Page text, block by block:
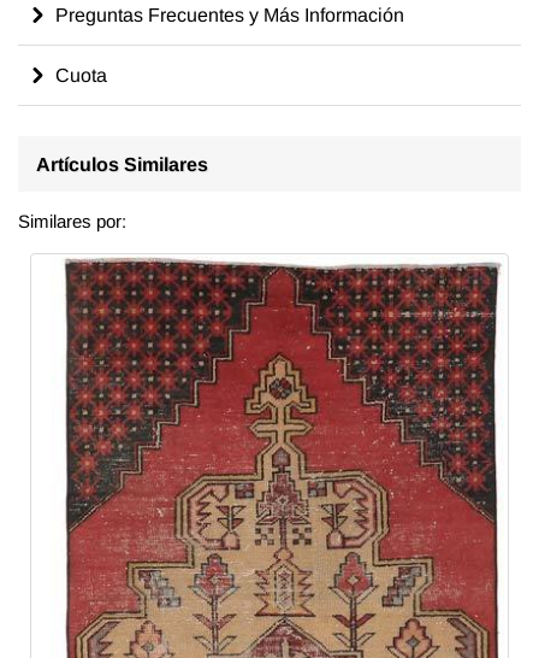
Preguntas Frecuentes y Más Información
Cuota
Artículos Similares
Similares por: